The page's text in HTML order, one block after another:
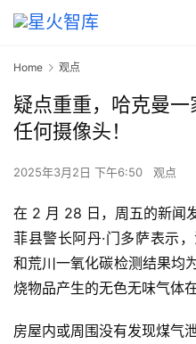
Home 观点
疑点重重，哈克曼
任何摄像头！
2025年3月2日 下午6:50 观点
在 2 月 28 日，周五的新闻
菲县警长阿丹·门多萨表示
和荒川一氧化碳检测结果均
烧物品产生的无色无味气体
房屋内或周围没有发现煤气泄